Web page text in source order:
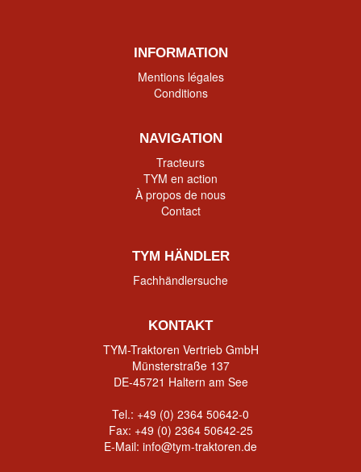
INFORMATION
Mentions légales
Conditions
NAVIGATION
Tracteurs
TYM en action
À propos de nous
Contact
TYM HÄNDLER
Fachhändlersuche
KONTAKT
TYM-Traktoren Vertrieb GmbH
Münsterstraße 137
DE-45721 Haltern am See
Tel.: +49 (0) 2364 50642-0
Fax: +49 (0) 2364 50642-25
E-Mail: info@tym-traktoren.de